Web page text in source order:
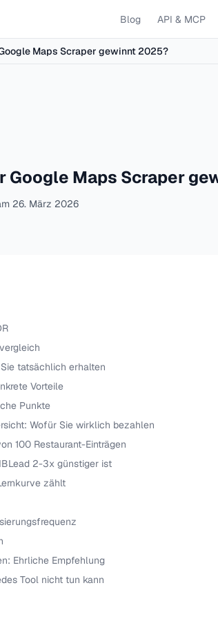
Blog API & MCP
Maps Scraper gewinnt 2025?
Google Maps Scraper
26. März 2026
tatsächlich erhalten
Vorteile
Punkte
Wofür Sie wirklich bezahlen
100 Restaurant-Einträgen
2-3x günstiger ist
zählt
Ehrliche Empfehlung
Tool nicht tun kann